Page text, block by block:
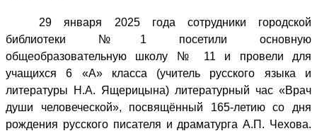
29 января 2025 года сотрудники городской
библиотеки №1 посетили основную
общеобразовательную школу № 11 и провели для
учащихся 6 «А» класса (учитель русского языка и
литературы Н.А. Ящерицына) литературный час «Врач
души человеческой», посвящённый 165-летию со дня
рождения русского писателя и драматурга А.П. Чехова.